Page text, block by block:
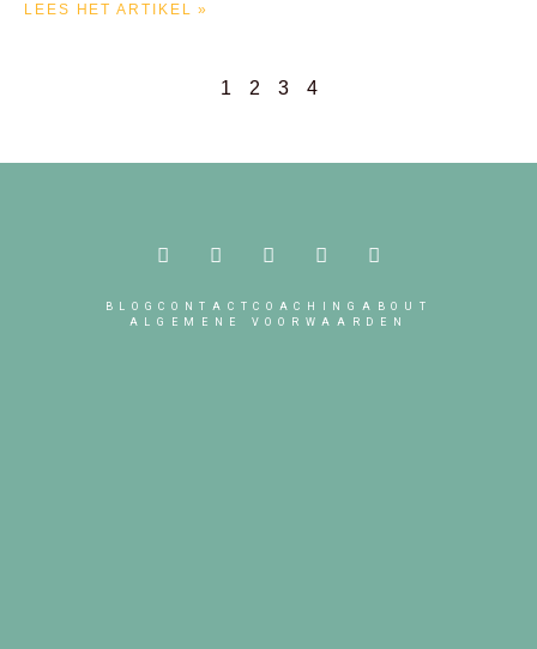
LEES HET ARTIKEL »
1 2 3 4
BLOGCONTACTCOACHING ABOUT
ALGEMENE VOORWAARDEN